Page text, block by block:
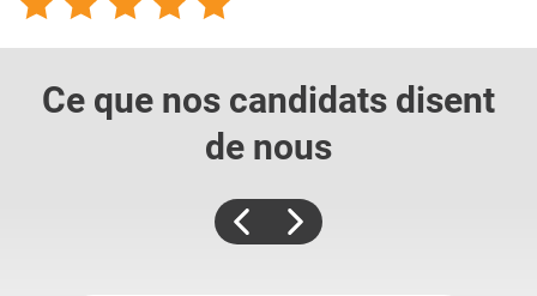
Ce que nos candidats disent
de nous